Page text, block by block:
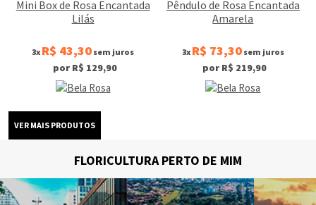
Mini Box de Rosa Encantada
Lilás
3x R$ 43,30 sem juros
por R$ 129,90
Pêndulo de Rosa Encantada
Amarela
3x R$ 73,30sem juros
por R$ 219,90
FLORICULTURA PERTO DE MIM